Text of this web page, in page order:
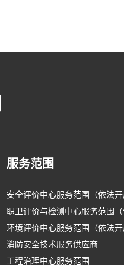
服务范围
安全评价中心服务范围（依法开
职卫评价与检测中心服务范围（
环境评价中心服务范围（依法开
消防安全技术服务供应商
工程治理中心服务范围